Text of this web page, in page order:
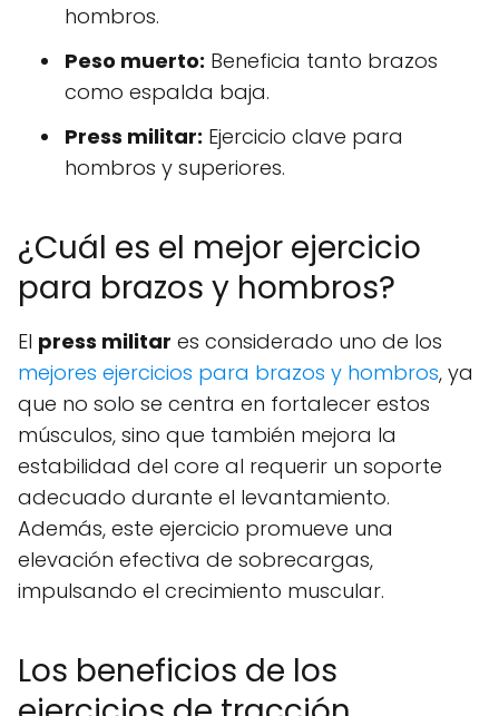
hombros.
Peso muerto: Beneficia tanto brazos
como espalda baja.
Press militar: Ejercicio clave para
hombros y superiores.
¿Cuál es el mejor ejercicio
para brazos y hombros?
El press militar es considerado uno de los
mejores ejercicios para brazos y hombros, ya
que no solo se centra en fortalecer estos
músculos, sino que también mejora la
estabilidad del core al requerir un soporte
adecuado durante el levantamiento.
Además, este ejercicio promueve una
elevación efectiva de sobrecargas,
impulsando el crecimiento muscular.
Los beneficios de los